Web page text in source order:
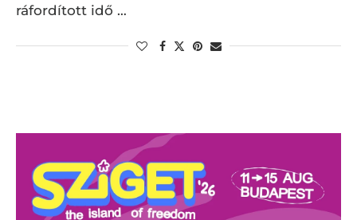
ráfordított idő …